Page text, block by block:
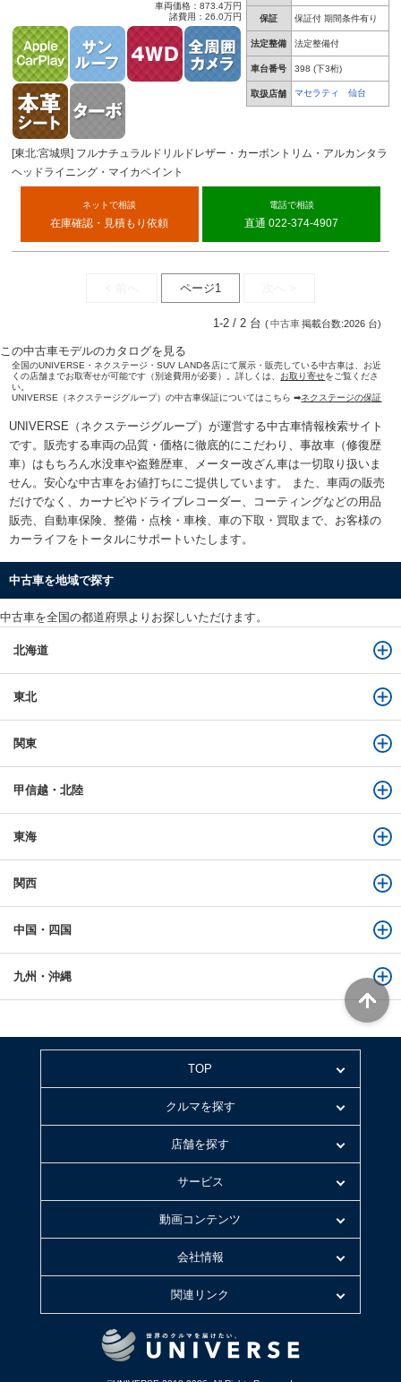
保証 保証付 期間条件有り
法定整備 法定整備付
車台番号 398 (下3桁)
取扱店舗 マセラティ 仙台
車両価格：873.4万円
諸費用：26.0万円
[東北:宮城県] フルナチュラルドリルドレザー・カーボントリム・アルカンタラ
ヘッドライニング・マイカペイント
ネットで相談
在庫確認・見積もり依頼
電話で相談
直通 022-374-4907
ページ1
1-2 / 2 台 (中古車掲載台数:2026 台)
この中古車モデルのカタログを見る
全国のUNIVERSE・ネクステージ・SUV LAND各店にて展示・販売している中古車は、お近
くの店舗までお取寄せが可能です（別途費用が必要）。詳しくは、 お取り寄せをご覧くださ
い。
UNIVERSE（ネクステージグループ）の中古車保証についてはこちら ➡ネクステージの保証
UNIVERSE（ネクステージグループ）が運営する中古車情報検索サイト
です。販売する車両の品質・価格に徹底的にこだわり、事故車（修復歴
車）はもちろん水没車や盗難歴車、メーター改ざん車は一切取り扱いま
せん。安心な中古車をお値打ちにご提供しています。 また、車両の販売
だけでなく、カーナビやドライブレコーダー、コーティングなどの用品
販売、自動車保険、整備・点検・車検、車の下取・買取まで、お客様の
カーライフをトータルにサポートいたします。
中古車を地域で探す
中古車を全国の都道府県よりお探しいただけます。
北海道
東北
関東
甲信越・北陸
東海
関西
中国・四国
九州・沖縄
TOP
クルマを探す
店舗を探す
サービス
動画コンテンツ
会社情報
関連リンク